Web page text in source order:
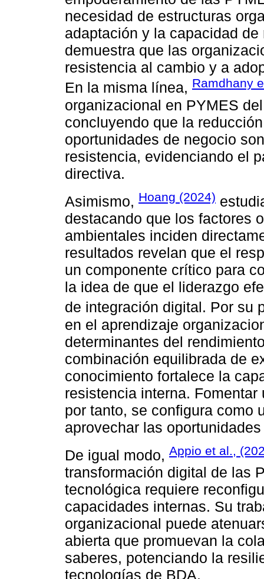
necesidad de estructuras
adaptación y la capacidad
demuestra que las
resistencia al cambio y a
En la misma línea, Ramdhany
organizacional en PYMES
concluyendo que la
oportunidades de negocio
resistencia, evidenciando el
directiva.
Asimismo, Hoang (2024)
destacando que los factores
ambientales inciden
resultados revelan que el
un componente crítico para
la idea de que el liderazgo
de integración digital. Por su
en el aprendizaje
determinantes del
combinación equilibrada de
conocimiento fortalece la
resistencia interna.
por tanto, se configura como
aprovechar las
De igual modo, Appio et al.,
transformación digital de las
tecnológica requiere
capacidades internas. Su
organizacional puede
abierta que promuevan la
saberes, potenciando la
tecnologías de BDA.